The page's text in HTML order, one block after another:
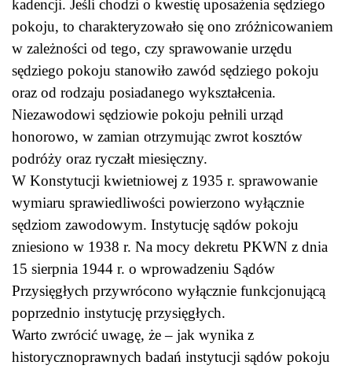
kadencji. Jeśli chodzi o kwestię uposażenia sędziego
pokoju, to charakteryzowało się ono zróżnicowaniem
w zależności od tego, czy sprawowanie urzędu
sędziego pokoju stanowiło zawód sędziego pokoju
oraz od rodzaju posiadanego wykształcenia.
Niezawodowi sędziowie pokoju pełnili urząd
honorowo, w zamian otrzymując zwrot kosztów
podróży oraz ryczałt miesięczny.
W Konstytucji kwietniowej z 1935 r. sprawowanie
wymiaru sprawiedliwości powierzono wyłącznie
sędziom zawodowym. Instytucję sądów pokoju
zniesiono w 1938 r. Na mocy dekretu PKWN z dnia
15 sierpnia 1944 r. o wprowadzeniu Sądów
Przysięgłych przywrócono wyłącznie funkcjonującą
poprzednio instytucję przysięgłych.
Warto zwrócić uwagę, że – jak wynika z
historycznoprawnych badań instytucji sądów pokoju